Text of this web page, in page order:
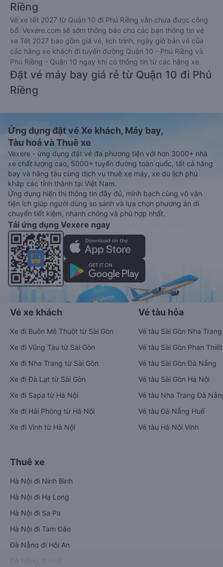
Riềng
Vé xe tết 2027 từ Quận 10 đi Phú Riềng vẫn chưa được công
bố. Vexere.com sẽ sớm thông báo cho các bạn thông tin vé
xe Tết 2027 bao gồm giá vé, lịch trình, ngày giờ bán vé của
các hãng xe khách đi tuyến đường Quận 10 - Phú Riềng và
Phú Riềng - Quận 10 ngay khi có thông tin từ các hãng xe.
Đặt vé máy bay giá rẻ từ Quận 10 đi Phú
Riềng
Ứng dụng đặt vé Xe khách, Máy bay,
Tàu hoả và Thuê xe
Vexere - ứng dụng đặt vé đa phương tiện với hơn 3000+ nhà
xe chất lượng cao, 5000+ tuyến đường toàn quốc, tất cả hãng
bay và hãng tàu cùng dịch vụ thuê xe máy, xe du lịch phủ
khắp các tỉnh thành tại Việt Nam.
Ứng dụng hiển thị thông tin đầy đủ, minh bạch cùng vô vàn
tiện ích giúp người dùng so sánh và lựa chọn phương án di
chuyển tiết kiệm, nhanh chóng và phù hợp nhất.
Tải ứng dụng Vexere ngay
Vé xe khách
Xe đi Buôn Mê Thuột từ Sài Gòn
Xe đi Vũng Tàu từ Sài Gòn
Xe đi Nha Trang từ Sài Gòn
Xe đi Đà Lạt từ Sài Gòn
Xe đi Sapa từ Hà Nội
Xe đi Hải Phòng từ Hà Nội
Xe đi Vinh từ Hà Nội
Vé tàu hỏa
Vé tàu Sài Gòn Nha Trang
Vé tàu Sài Gòn Phan Thiết
Vé tàu Sài Gòn Đà Nẵng
Vé tàu Sài Gòn Hà Nội
Vé tàu Nha Trang Đà
Vé tàu Đà Nẵng Huế
Vé tàu Hà Nội Vinh
Thuê xe
Hà Nội đi Ninh Bình
Hà Nội đi Hạ Long
Hà Nội đi Sa Pa
Hà Nội đi Tam Đảo
Đà Nẵng đi Hội An